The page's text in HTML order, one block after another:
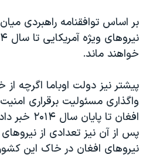
بر اساس توافقنامه راهبردی
خواهند ماند.
پیشتر نیز دولت اوباما اگرچه از
واگذاری مسئولیت برقراری
افغان تا
پس از آن نیز تعدادی از
نیروهای افغان در خاک این